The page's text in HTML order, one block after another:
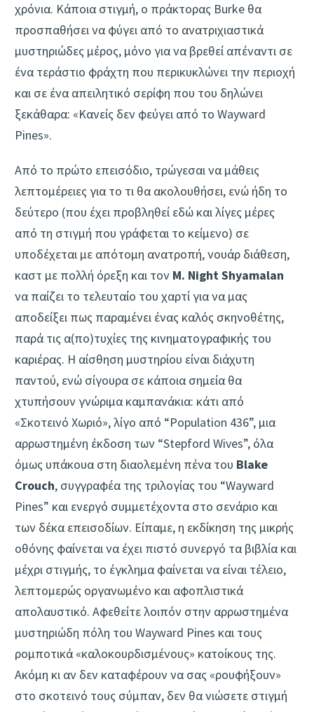
χρόνια. Κάποια στιγμή, ο πράκτορας Burke θα
προσπαθήσει να φύγει από το ανατριχιαστικά
μυστηριώδες μέρος, μόνο για να βρεθεί απέναντι σε
ένα τεράστιο φράχτη που περικυκλώνει την περιοχή
και σε ένα απειλητικό σερίφη που του δηλώνει
ξεκάθαρα: «Κανείς δεν φεύγει από το Wayward
Pines».
Από το πρώτο επεισόδιο, τρώγεσαι να μάθεις
λεπτομέρειες για το τι θα ακολουθήσει, ενώ ήδη το
δεύτερο (που έχει προβληθεί εδώ και λίγες μέρες
από τη στιγμή που γράφεται το κείμενο) σε
υποδέχεται με απότομη ανατροπή, νουάρ διάθεση,
καστ με πολλή όρεξη και τον M. Night Shyamalan
να παίζει το τελευταίο του χαρτί για να μας
αποδείξει πως παραμένει ένας καλός σκηνοθέτης,
παρά τις α(πο)τυχίες της κινηματογραφικής του
καριέρας. Η αίσθηση μυστηρίου είναι διάχυτη
παντού, ενώ σίγουρα σε κάποια σημεία θα
χτυπήσουν γνώριμα καμπανάκια: κάτι από
«Σκοτεινό Χωριό», λίγο από “Population 436”, μια
αρρωστημένη έκδοση των “Stepford Wives”, όλα
όμως υπάκουα στη διαολεμένη πένα του Blake
Crouch, συγγραφέα της τριλογίας του “Wayward
Pines” και ενεργό συμμετέχοντα στο σενάριο και
των δέκα επεισοδίων. Είπαμε, η εκδίκηση της μικρής
οθόνης φαίνεται να έχει πιστό συνεργό τα βιβλία και
μέχρι στιγμής, το έγκλημα φαίνεται να είναι τέλειο,
λεπτομερώς οργανωμένο και αφοπλιστικά
απολαυστικό. Αφεθείτε λοιπόν στην αρρωστημένα
μυστηριώδη πόλη του Wayward Pines και τους
ρομποτικά «καλοκουρδισμένους» κατοίκους της.
Ακόμη κι αν δεν καταφέρουν να σας «ρουφήξουν»
στο σκοτεινό τους σύμπαν, δεν θα νιώσετε στιγμή